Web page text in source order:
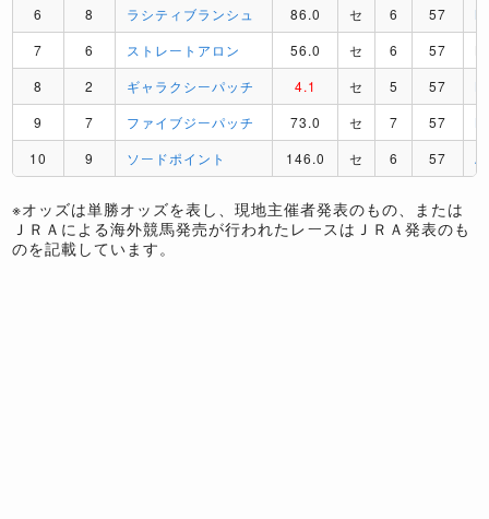
6 8 ラシティブランシュ 86.0 セ 6 57
7
6 ストレートアロン 56.0 セ 6 57
8
2 ギャラクシーパッチ 4.1 セ 5 57
9
7 ファイブジーパッチ 73.0 セ 7 57
10
9 ソードポイント 146.0 セ 6 57 A
※オッズは単勝オッズを表し、現地主催者発表のもの、または
ＪＲＡによる海外競馬発売が行われたレースはＪＲＡ発表のも
のを記載しています。